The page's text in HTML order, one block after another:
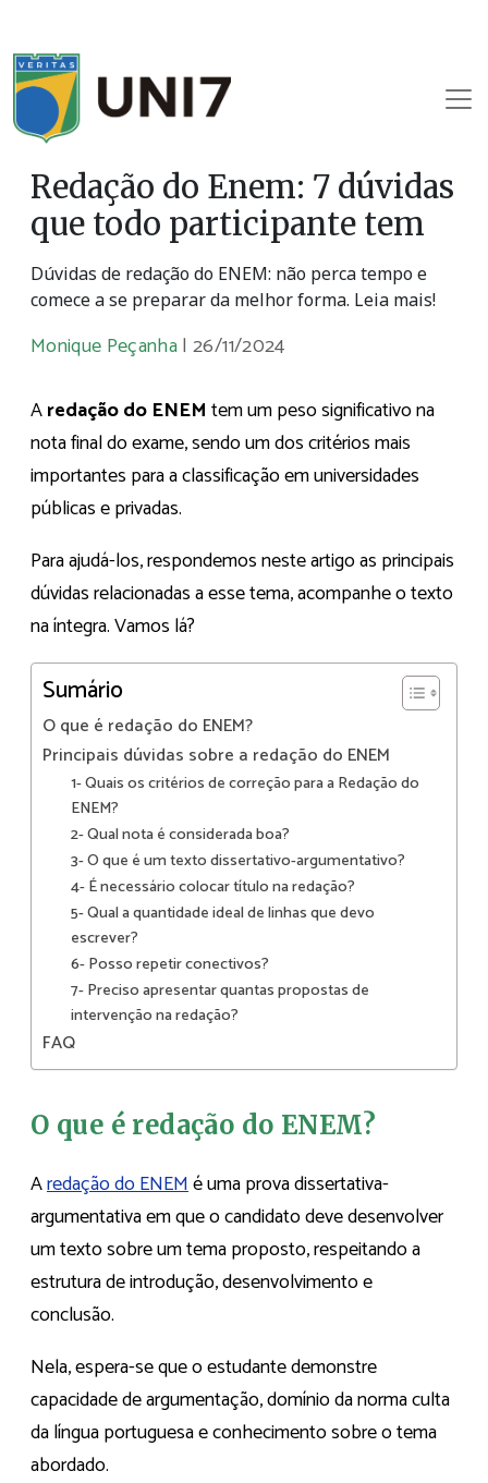
Redação do Enem: 7 dúvidas
que todo participante tem
Dúvidas de redação do ENEM: não perca tempo e
comece a se preparar da melhor forma. Leia mais!
Monique Peçanha|26/11/2024
Aredação do ENEM tem um peso significativo na
nota final do exame, sendo um dos critérios mais
importantes para a classificação em universidades
públicas e privadas.
Para ajudá-los, respondemos neste artigo as principais
dúvidas relacionadas a esse tema, acompanhe o texto
na íntegra. Vamos lá?
Sumário
O que é redação do ENEM?
Principais dúvidas sobre a redação do ENEM
1- Quais os critérios de correção para a Redação do
ENEM?
2- Qual nota é considerada boa?
3- O que é um texto dissertativo-argumentativo?
4- É necessário colocar título na redação?
5- Qual a quantidade ideal de linhas que devo
escrever?
6- Posso repetir conectivos?
7- Preciso apresentar quantas propostas de
intervenção na redação?
FAQ
O que é redação do ENEM?
Aredação do ENEMé uma prova dissertativa-
argumentativa em que o candidato deve desenvolver
um texto sobre um tema proposto, respeitando a
estrutura de introdução, desenvolvimento e
conclusão.
Nela, espera-se que o estudante demonstre
capacidade de argumentação, domínio da norma culta
da língua portuguesa e conhecimento sobre o tema
abordado.